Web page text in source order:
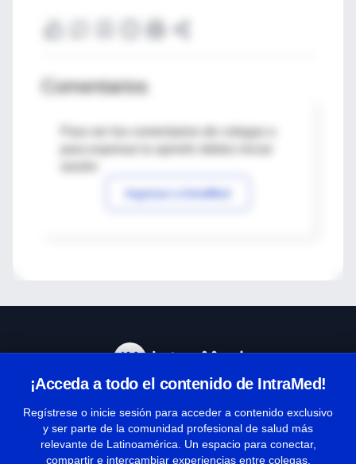
Comentarios
Para ver los comentarios de colegas o
Ingresar a IntraMed
¡Acceda a todo el contenido de IntraMed!
Regístrese o inicie sesión para acceder a contenido exclusivo
y ser parte de la comunidad profesional de salud más
relevante de Latinoamérica. Un espacio para conectar,
compartir e intercambiar experiencias entre colegas.
Términos y condiciones